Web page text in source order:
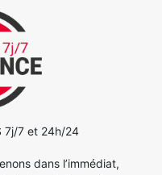
7j/7 et 24h/24
dans l’immédiat,